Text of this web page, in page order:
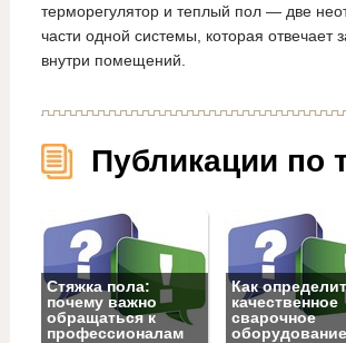
терморегулятор и теплый пол — две
части одной системы, которая отвечает
внутри помещений.
Публикации по
Стяжка пола:
почему важно
обращаться к
профессионалам
Как
качественное
сварочное
оборудование